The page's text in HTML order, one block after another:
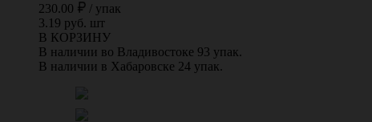
230.00 / упак
3.19 руб. шт
В КОРЗИНУ
В наличии во Владивостоке 93 упак.
В наличии в Хабаровске 24 упак.